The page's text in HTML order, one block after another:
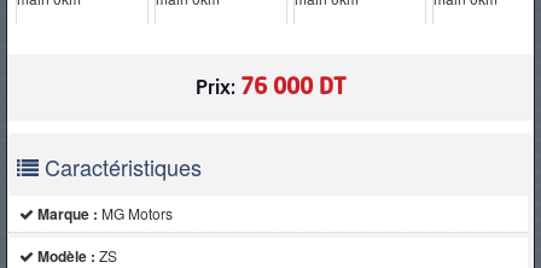
Prix: 76 000 DT
Caractéristiques
Marque : MG Motors
Modèle : ZS
PNEUS